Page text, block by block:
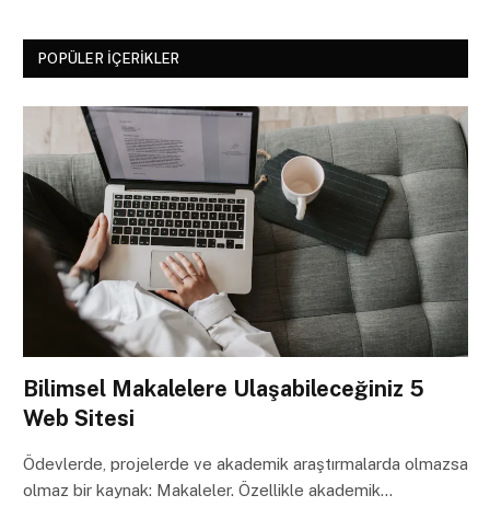
POPÜLER İÇERIKLER
Bilimsel Makalelere Ulaşabileceğiniz 5
Web Sitesi
Ödevlerde, projelerde ve akademik araştırmalarda olmazsa
olmaz bir kaynak: Makaleler. Özellikle akademik…